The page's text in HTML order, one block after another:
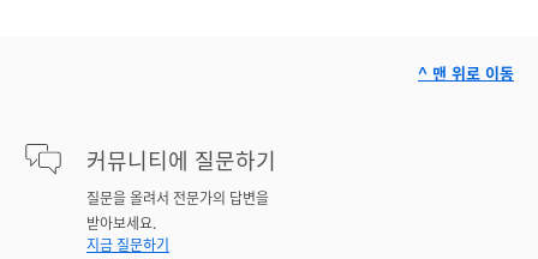
커뮤니티에 질문하기
질문을 올려서 전문가의 답변을
받아보세요.
지금 질문하기
^ 맨 위로 이동